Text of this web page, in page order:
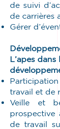
de suivi
de carrières
Gérer
L’apes
travail et de
Veille et
prospective
de travail